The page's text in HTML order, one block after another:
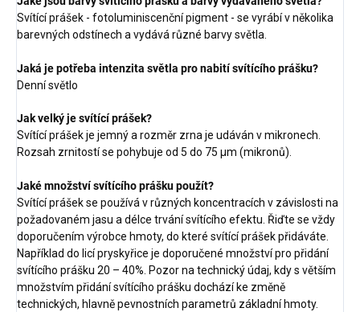
Svítící prášek - fotoluminiscenční pigment - se vyrábí v několika
barevných odstínech a vydává různé barvy světla.
Jaká je potřeba intenzita světla pro nabití svítícího prášku?
Denní světlo
Jak velký je svítící prášek?
Svítící prášek je jemný a rozměr zrna je udáván v mikronech.
Rozsah zrnitostí se pohybuje od 5 do 75 µm (mikronů).
Jaké množství svítícího prášku použít?
Svítící prášek se používá v různých koncentracích v závislosti na
požadovaném jasu a délce trvání svítícího efektu. Řiďte se vždy
doporučením výrobce hmoty, do které svítící prášek přidáváte.
Například do licí pryskyřice je doporučené množství pro přidání
svítícího prášku 20 – 40%. Pozor na technický údaj, kdy s větším
množstvím přidání svítícího prášku dochází ke změně
technických, hlavně pevnostních parametrů základní hmoty.